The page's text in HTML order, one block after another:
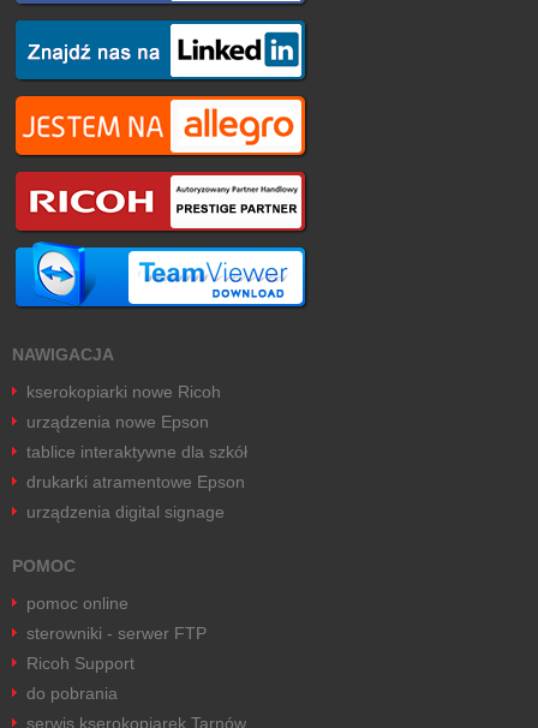
NAWIGACJA
kserokopiarki nowe Ricoh
urządzenia nowe Epson
tablice interaktywne dla szkół
drukarki atramentowe Epson
urządzenia digital signage
POMOC
pomoc online
sterowniki - serwer FTP
Ricoh Support
do pobrania
serwis kserokopiarek Tarnów